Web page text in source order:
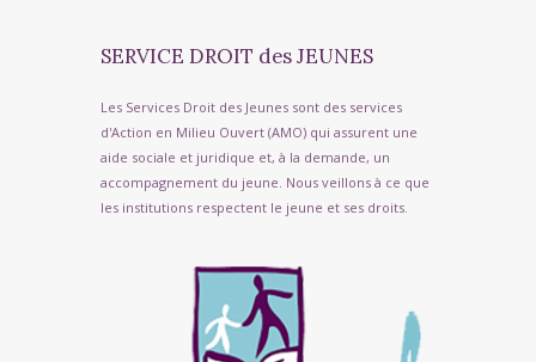
SERVICE DROIT des JEUNES
Les Services Droit des Jeunes sont des services
d'Action en Milieu Ouvert (AMO) qui assurent une
aide sociale et juridique et, à la demande, un
accompagnement du jeune. Nous veillons à ce que
les institutions respectent le jeune et ses droits.